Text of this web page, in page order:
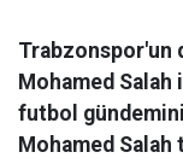
Trabzonspor'un
Mohamed
futbol
Mohamed